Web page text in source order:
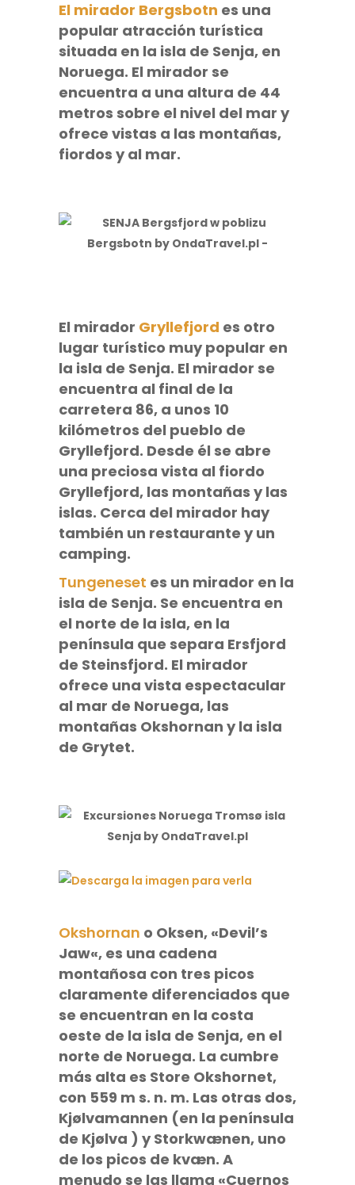
El mirador Bergsbotn es una
popular atracción turística
situada en la isla de Senja, en
Noruega. El mirador se
encuentra a una altura de 44
metros sobre el nivel del mar y
ofrece vistas a las montañas,
fiordos y al mar.
El mirador Gryllefjord es otro
lugar turístico muy popular en
la isla de Senja. El mirador se
encuentra al final de la
carretera 86, a unos 10
kilómetros del pueblo de
Gryllefjord. Desde él se abre
una preciosa vista al fiordo
Gryllefjord, las montañas y las
islas. Cerca del mirador hay
también un restaurante y un
camping.
Tungeneset es un mirador en la
isla de Senja. Se encuentra en
el norte de la isla, en la
península que separa Ersfjord
de Steinsfjord. El mirador
ofrece una vista espectacular
al mar de Noruega, las
montañas Okshornan y la isla
de Grytet.
Okshornan o Oksen, «Devil’s
Jaw«, es una cadena
montañosa con tres picos
claramente diferenciados que
se encuentran en la costa
oeste de la isla de Senja, en el
norte de Noruega. La cumbre
más alta es Store Okshornet,
con 559 m s. n. m. Las otras dos,
Kjølvamannen (en la península
de Kjølva ) yStorkwænen, uno
de los picos de kvæn. A
menudo se las llama «Cuernos